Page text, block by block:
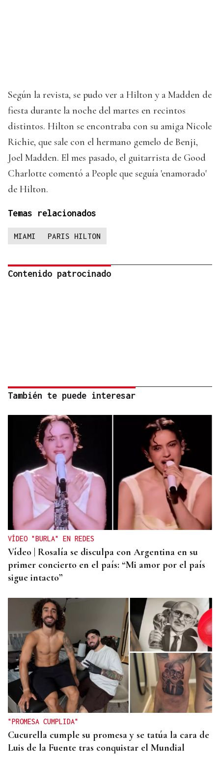
Según la revista, se pudo ver a Hilton y a Madden de
fiesta durante la noche del martes en recintos
distintos. Hilton se encontraba con su amiga Nicole
Richie, que sale con el hermano gemelo de Benji,
Joel Madden. El mes pasado, el guitarrista de Good
Charlotte comentó a People que seguía 'enamorado'
de Hilton.
Temas relacionados
MIAMI PARIS HILTON
Contenido patrocinado
También te puede interesar
VÍDEO "BURLA" EN REDES
Vídeo | Rosalía se disculpa con Argentina en su
primer concierto en el país: “Mi amor por el país
sigue intacto”
"PROMESA CUMPLIDA"
Cucurella cumple su promesa y se tatúa la cara de
Luis de la Fuente tras conquistar el Mundial